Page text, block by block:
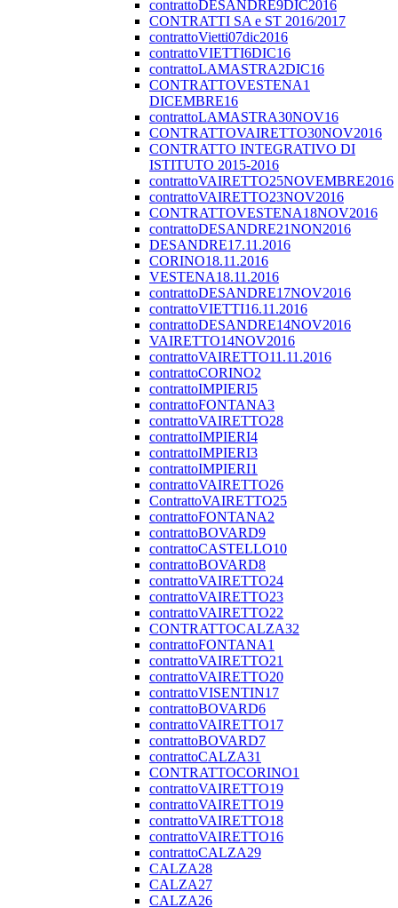
contrattoDESANDRE9DIC2016
CONTRATTI SA e ST 2016/2017
contrattoVietti07dic2016
contrattoVIETTI6DIC16
contrattoLAMASTRA2DIC16
CONTRATTOVESTENA1
DICEMBRE16
contrattoLAMASTRA30NOV16
CONTRATTOVAIRETTO30NOV2016
CONTRATTO INTEGRATIVO DI
ISTITUTO 2015-2016
contrattoVAIRETTO25NOVEMBRE2016
contrattoVAIRETTO23NOV2016
CONTRATTOVESTENA18NOV2016
contrattoDESANDRE21NON2016
DESANDRE17.11.2016
CORINO18.11.2016
VESTENA18.11.2016
contrattoDESANDRE17NOV2016
contrattoVIETTI16.11.2016
contrattoDESANDRE14NOV2016
VAIRETTO14NOV2016
contrattoVAIRETTO11.11.2016
contrattoCORINO2
contrattoIMPIERI5
contrattoFONTANA3
contrattoVAIRETTO28
contrattoIMPIERI4
contrattoIMPIERI3
contrattoIMPIERI1
contrattoVAIRETTO26
ContrattoVAIRETTO25
contrattoFONTANA2
contrattoBOVARD9
contrattoCASTELLO10
contrattoBOVARD8
contrattoVAIRETTO24
contrattoVAIRETTO23
contrattoVAIRETTO22
CONTRATTOCALZA32
contrattoFONTANA1
contrattoVAIRETTO21
contrattoVAIRETTO20
contrattoVISENTIN17
contrattoBOVARD6
contrattoVAIRETTO17
contrattoBOVARD7
contrattoCALZA31
CONTRATTOCORINO1
contrattoVAIRETTO19
contrattoVAIRETTO19
contrattoVAIRETTO18
contrattoVAIRETTO16
contrattoCALZA29
CALZA28
CALZA27
CALZA26